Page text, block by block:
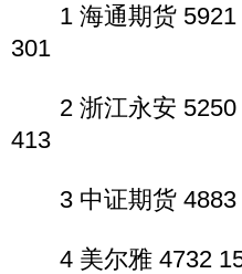
1 海通期货 5921
301
2 浙江永安 5250
413
3 中证期货 4883
4 美尔雅 4732